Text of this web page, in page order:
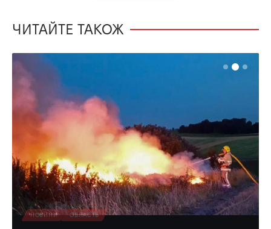
ЧИТАЙТЕ ТАКОЖ
НОВИНИ ОБЛАСТЬ